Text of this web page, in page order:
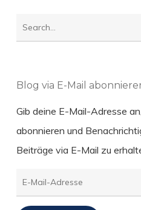
Blog via E-Mail
Gib deine E-Mail-Adresse
abonnieren und
Beiträge via E-Mail zu
E-
Mail-